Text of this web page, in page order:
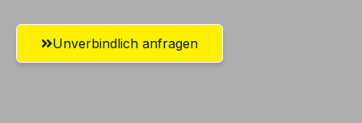
Unverbindlich anfragen